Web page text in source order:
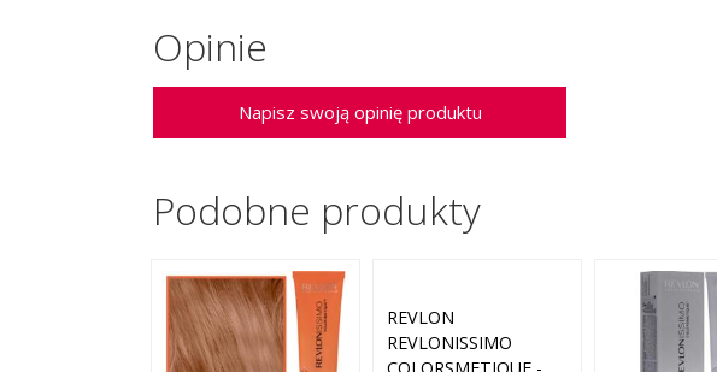
Opinie
Napisz swoją opinię produktu
Podobne produkty
REVLON
REVLONISSIMO
COLORSMETIQUE -